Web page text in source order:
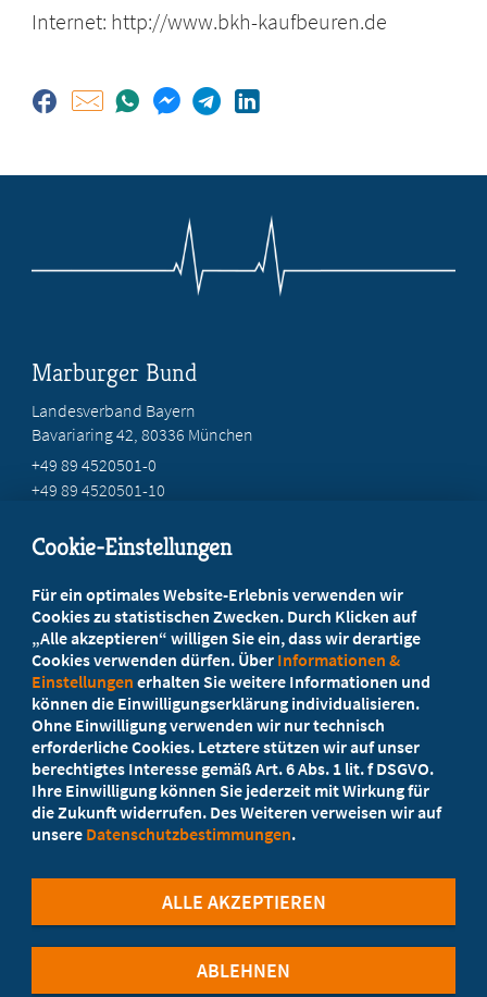
Internet: http://www.bkh-kaufbeuren.de
Marburger Bund
Landesverband Bayern
Bavariaring 42, 80336 München
+49 89 4520501-0
+49 89 4520501-10
Ihr Landesverband berät Sie!
Ansprechpartner
Werden Sie jetzt Mitglied
5 Vorteile einer MB-Mitgliedschaft
Cookie-Einstellungen
Für ein optimales Website-Erlebnis verwenden wir
Cookies zu statistischen Zwecken. Durch Klicken auf
„Alle akzeptieren“ willigen Sie ein, dass wir derartige
Cookies verwenden dürfen. Über Informationen &
Einstellungen erhalten Sie weitere Informationen und
können die Einwilligungserklärung individualisieren.
Ohne Einwilligung verwenden wir nur technisch
erforderliche Cookies. Letztere stützen wir auf unser
berechtigtes Interesse gemäß Art. 6 Abs. 1 lit. f DSGVO.
Ihre Einwilligung können Sie jederzeit mit Wirkung für
die Zukunft widerrufen. Des Weiteren verweisen wir auf
unsere Datenschutzbestimmungen.
ABLEHNEN
ALLE AKZEPTIEREN